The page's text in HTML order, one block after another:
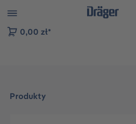
do nawigacji na platformie B2B
0,00 zł*
Produkty